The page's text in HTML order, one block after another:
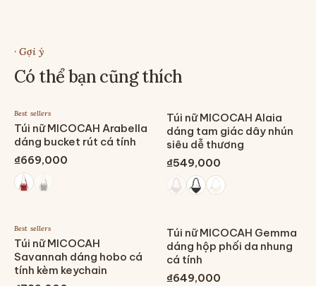
· Gợi ý
Có thể bạn cũng thích
Best sellers
Túi nữ MICOCAH Arabella
dáng bucket rút cá tính
₫669,000
Túi nữ MICOCAH Alaia
dáng tam giác dây nhún
siêu dễ thương
₫549,000
Best sellers
Túi nữ MICOCAH
Savannah dáng hobo cá
tính kèm keychain
Túi nữ MICOCAH Gemma
dáng hộp phối da nhung
cá tính
₫649,000